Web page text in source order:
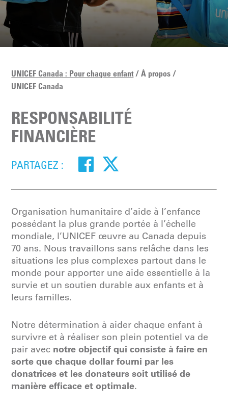
UNICEF Canada : Pour chaque enfant
À propos
UNICEF Canada
RESPONSABILITÉ
FINANCIÈRE
PARTAGEZ :
Organisation humanitaire d’aide à l’enfance
possédant la plus grande portée à l’échelle
mondiale, l’UNICEF œuvre au Canada depuis
70 ans. Nous travaillons sans relâche dans les
situations les plus complexes partout dans le
monde pour apporter une aide essentielle à la
survie et un soutien durable aux enfants et à
leurs familles.
Notre détermination à aider chaque enfant à
survivre et à réaliser son plein potentiel va de
pair avec notre objectif qui consiste à faire en
sorte que chaque dollar fourni par les
donatrices et les donateurs soit utilisé de
manière efficace et optimale.